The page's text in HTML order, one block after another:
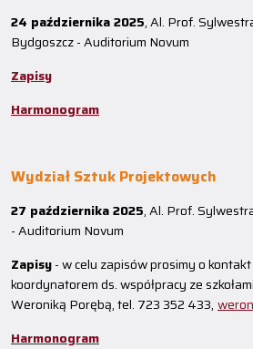
24 października 2025, Al. Prof.
Bydgoszcz - Auditorium Novum
Zapisy
Harmonogram
Wydział Sztuk Projektowych
27 października 2025, Al. Prof.
- Auditorium Novum
Zapisy- w celu zapisów prosimy o
koordynatorem ds. współpracy ze
Weroniką Porębą, tel. 723 352 433,
Harmonogram